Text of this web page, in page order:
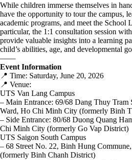
While children immerse themselves in
have the opportunity to tour the campus,
academic programs, and meet the School
particular, the 1:1 consultation session
provide valuable insights into a learning
child’s abilities, age, and developmental
——
Event Information
📍 Time: Saturday, June 20, 2026
📍 Venue:
UTS Van Lang Campus
– Main Entrance: 69/68 Dang Thuy
Ward, Ho Chi Minh City (formerly Binh
– Side Entrance: 80/68 Duong Quang
Chi Minh City (formerly Go Vap District)
UTS Saigon South Campus
– 68 Street No. 22, Binh Hung
(formerly Binh Chanh District)